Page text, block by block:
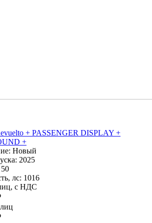
+ PASSENGER DISPLAY +
+
Новый
2025
50
лс: 1016
с НДС